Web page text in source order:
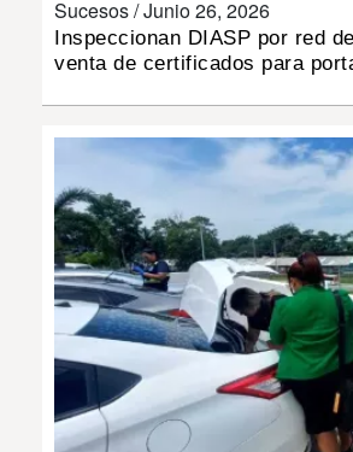
DEPORTES
MULTIMEDIA
IMPRESO
Sucesos /Junio 26, 2026
Inspeccionan DIASP por red
venta de certificados para